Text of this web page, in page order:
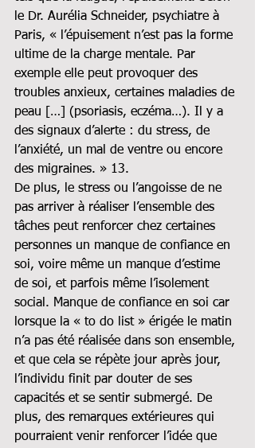
le Dr. Aurélia Schneider, psychiatre à
Paris, « l’épuisement n’est pas la forme
ultime de la charge mentale. Par
exemple elle peut provoquer des
troubles anxieux, certaines maladies de
peau […] (psoriasis, eczéma…). Il y a
des signaux d’alerte : du stress, de
l’anxiété, un mal de ventre ou encore
des migraines. » 13.
De plus, le stress ou l’angoisse de ne
pas arriver à réaliser l’ensemble des
tâches peut renforcer chez certaines
personnes un manque de confiance en
soi, voire même un manque d’estime
de soi, et parfois même l’isolement
social. Manque de confiance en soi car
lorsque la « to do list » érigée le matin
n’a pas été réalisée dans son ensemble,
et que cela se répète jour après jour,
l’individu finit par douter de ses
capacités et se sentir submergé. De
plus, des remarques extérieures qui
pourraient venir renforcer l’idée que